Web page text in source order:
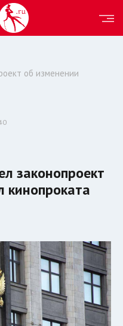
об изменении
законопроект
кинопроката